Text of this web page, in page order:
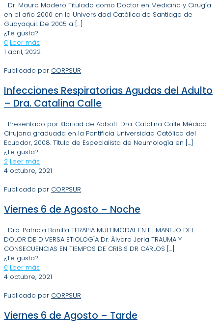
Dr. Mauro Madero Titulado como Doctor en Medicina y Cirugía
en el año 2000 en la Universidad Católica de Santiago de
Guayaquil. De 2005 a […]
¿Te gusta?
0 Leer más
1 abril, 2022
Publicado por CORPSUR
Infecciones Respiratorias Agudas del Adulto
– Dra. Catalina Calle
Presentado por Klaricid de Abbott. Dra. Catalina Calle Médica
Cirujana graduada en la Pontificia Universidad Católica del
Ecuador, 2008. Título de Especialista de Neumología en […]
¿Te gusta?
2 Leer más
4 octubre, 2021
Publicado por CORPSUR
Viernes 6 de Agosto – Noche
Dra. Patricia Bonilla TERAPIA MULTIMODAL EN EL MANEJO DEL
DOLOR DE DIVERSA ETIOLOGÍA Dr. Álvaro Jeria TRAUMA Y
CONSECUENCIAS EN TIEMPOS DE CRISIS DR CARLOS […]
¿Te gusta?
0 Leer más
4 octubre, 2021
Publicado por CORPSUR
Viernes 6 de Agosto – Tarde